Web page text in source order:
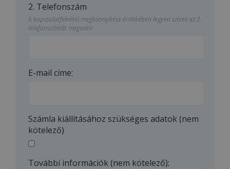
2. Telefonszám
A kapcsolatfelvétel megkönnyítése érdekében legyen szíves az 2.
telefonszámát megadni:
E-mail címe:
Számla kiállításához szükséges adatok (nem
kötelező)
Továbbí információk (nem kötelező):